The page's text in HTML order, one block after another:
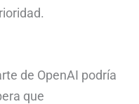
de OpenAI podría
que